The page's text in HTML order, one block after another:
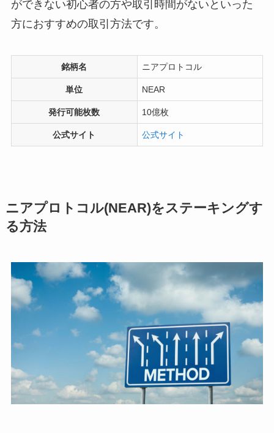
ができない初心者の方や取引時間がないといった
方におすすめの取引方法です。
銘柄名 ニアプロトコル
単位 NEAR
発行可能枚数 10億枚
公式サイト 公式サイト
ニアプロトコル(NEAR)をステーキングす
る方法